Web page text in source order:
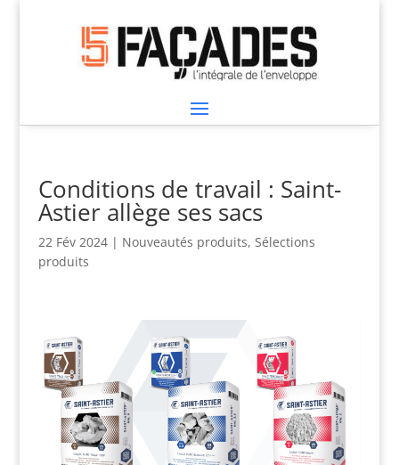
Conditions de travail : Saint-
Astier allège ses sacs
22 Fév 2024| Nouveautés produits, Sélections
produits